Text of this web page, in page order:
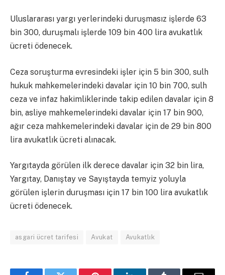
Uluslararası yargı yerlerindeki duruşmasız işlerde 63
bin 300, duruşmalı işlerde 109 bin 400 lira avukatlık
ücreti ödenecek.
Ceza soruşturma evresindeki işler için 5 bin 300, sulh
hukuk mahkemelerindeki davalar için 10 bin 700, sulh
ceza ve infaz hakimliklerinde takip edilen davalar için 8
bin, asliye mahkemelerindeki davalar için 17 bin 900,
ağır ceza mahkemelerindeki davalar için de 29 bin 800
lira avukatlık ücreti alınacak.
Yargıtayda görülen ilk derece davalar için 32 bin lira,
Yargıtay, Danıştay ve Sayıştayda temyiz yoluyla
görülen işlerin duruşması için 17 bin 100 lira avukatlık
ücreti ödenecek.
asgari ücret tarifesi Avukat Avukatlık